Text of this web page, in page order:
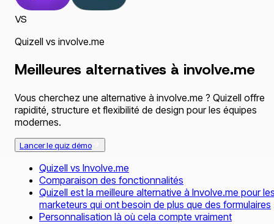
VS
Quizell vs involve.me
Meilleures alternatives à involve.me
Vous cherchez une alternative à involve.me ? Quizell offre
rapidité, structure et flexibilité de design pour les équipes
modernes.
Lancer le quiz démo
Quizell vs Involve.me
Comparaison des fonctionnalités
Quizell est la meilleure alternative à Involve.me pour
marketeurs qui ont besoin de plus que des formulaires
Personnalisation là où cela compte vraiment